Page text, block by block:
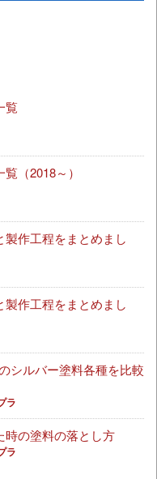
覧
（2018～）
作工程をまとめまし
作工程をまとめまし
シルバー塗料各種を比較
ラ
時の塗料の落とし方
ラ